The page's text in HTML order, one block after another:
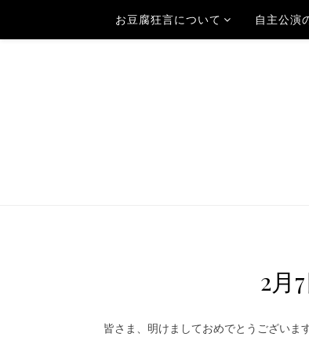
お豆腐狂言について 自主公演
2月
皆さま、明けましておめでとうございます